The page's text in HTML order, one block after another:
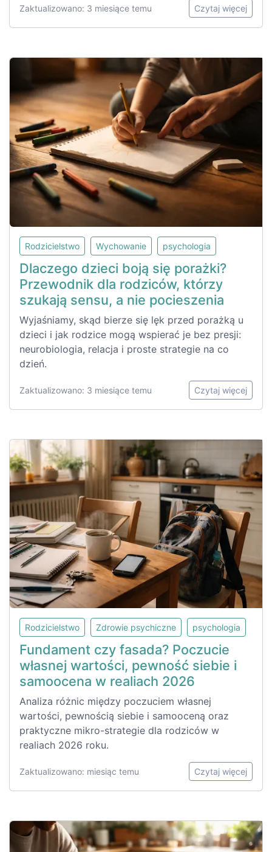
Zaktualizowano: 3 miesiące temu Czytaj więcej
Rodzicielstwo Wychowanie psychologia
Dlaczego dzieci boją się porażki?
Przewodnik dla rodziców, którzy
szukają sensu, a nie pocieszenia
Wyjaśniamy, skąd bierze się lęk przed porażką u
dzieci i jak rodzice mogą wspierać je bez presji:
neurobiologia, relacja i proste strategie na co
dzień.
Zaktualizowano: 3 miesiące temu Czytaj więcej
Rodzicielstwo Zdrowie psychiczne psychologia
Fundament czy fasada? Poczucie
własnej wartości, pewność siebie i
samoocena w realiach 2026
Analiza różnic między poczuciem własnej
wartości, pewnością siebie i samooceną oraz
praktyczne mikro-strategie dla rodziców w
realiach 2026 roku.
Zaktualizowano: miesiąc temu Czytaj więcej